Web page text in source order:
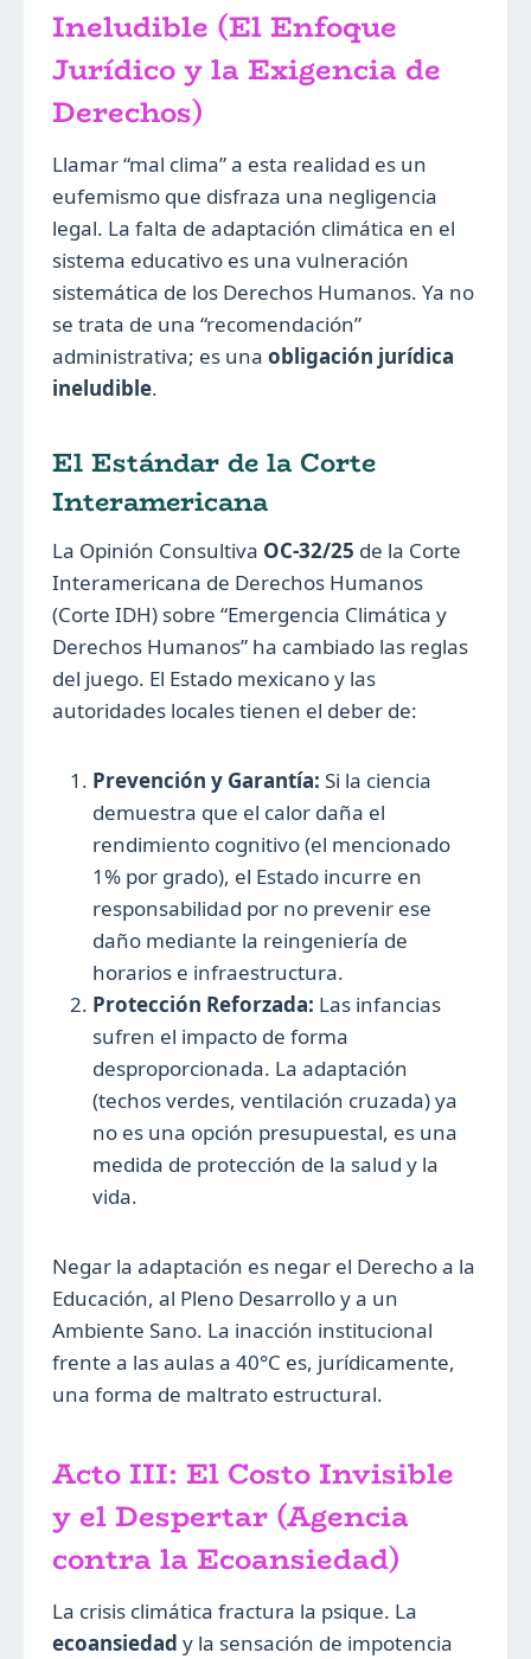
Ineludible (El Enfoque
Jurídico y la Exigencia de
Derechos)
Llamar “mal clima” a esta realidad es un
eufemismo que disfraza una negligencia
legal. La falta de adaptación climática en el
sistema educativo es una vulneración
sistemática de los Derechos Humanos. Ya no
se trata de una “recomendación”
administrativa; es una obligación jurídica
ineludible.
El Estándar de la Corte
Interamericana
La Opinión Consultiva OC-32/25 de la Corte
Interamericana de Derechos Humanos
(Corte IDH) sobre “Emergencia Climática y
Derechos Humanos” ha cambiado las reglas
del juego. El Estado mexicano y las
autoridades locales tienen el deber de:
Prevención y Garantía: Si la ciencia
demuestra que el calor daña el
rendimiento cognitivo (el mencionado
1% por grado), el Estado incurre en
responsabilidad por no prevenir ese
daño mediante la reingeniería de
horarios e infraestructura.
Protección Reforzada: Las infancias
sufren el impacto de forma
desproporcionada. La adaptación
(techos verdes, ventilación cruzada) ya
no es una opción presupuestal, es una
medida de protección de la salud y la
vida.
Negar la adaptación es negar el Derecho a la
Educación, al Pleno Desarrollo y a un
Ambiente Sano. La inacción institucional
frente a las aulas a 40°C es, jurídicamente,
una forma de maltrato estructural.
Acto III: El Costo Invisible
y el Despertar (Agencia
contra la Ecoansiedad)
La crisis climática fractura la psique. La
ecoansiedad y la sensación de impotencia